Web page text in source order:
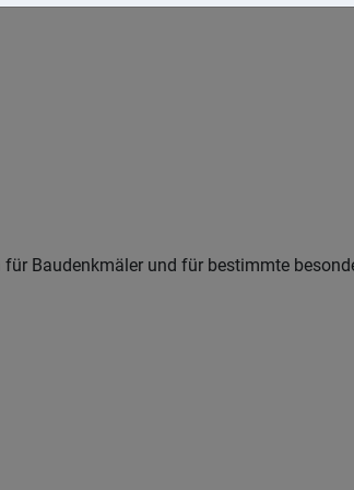
Baudenkmäler und für bestimmte